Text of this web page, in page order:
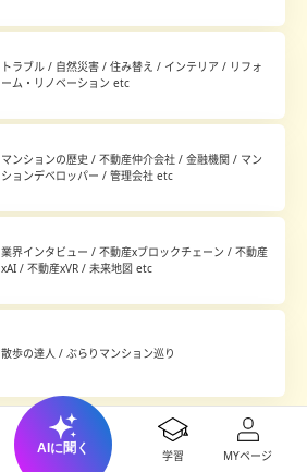
トラブル / 自然災害 / 住み替え / インテリア / リフォ
ーム・リノベーション etc
マンションの歴史 / 不動産仲介会社 / 金融機関 / マン
ションデベロッパー / 管理会社 etc
業界インタビュー / 不動産xブロックチェーン / 不動産
xAI / 不動産xVR / 未来地図 etc
散歩の達人 / ぶらりマンション巡り
MYページ
学習
AIに聞く